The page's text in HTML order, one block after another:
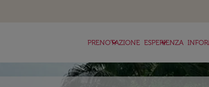
PRENOTAZIONE
keyboard_arrow_down ESPERIENZA
keyboard_arrow_down